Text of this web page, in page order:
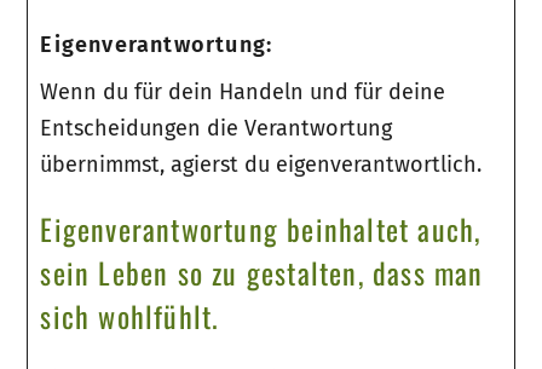
Eigenverantwortung:
Wenn du für dein Handeln und für deine
Entscheidungen die Verantwortung
übernimmst, agierst du eigenverantwortlich.
Eigenverantwortung beinhaltet auch,
sein Leben so zu gestalten, dass man
sich wohlfühlt.